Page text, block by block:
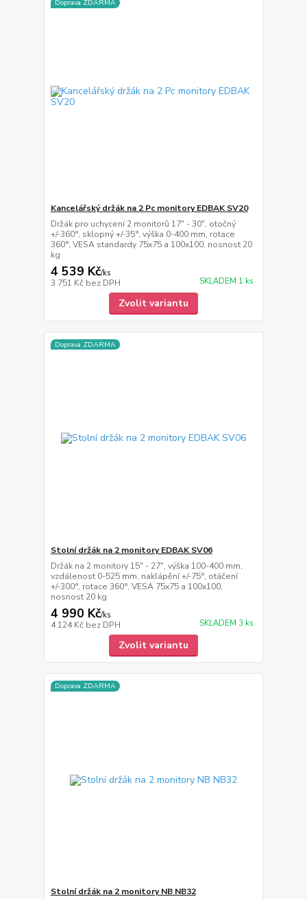
Doprava ZDARMA
Kancelářský držák na 2 Pc monitory EDBAK SV20
Držák pro uchycení 2 monitorů 17" - 30", otočný
+/-360°, sklopný +/-35°, výška 0-400 mm, rotace
360°, VESA standardy 75x75 a 100x100, nosnost 20
kg
4 539 Kč/ks
3 751 Kč bez DPH SKLADEM 1 ks
Zvolit variantu
Doprava ZDARMA
Stolní držák na 2 monitory EDBAK SV06
Držák na 2 monitory 15" - 27", výška 100-400 mm,
vzdálenost 0-525 mm, naklápění +/-75°, otáčení
+/-300°, rotace 360°, VESA 75x75 a 100x100,
nosnost 20 kg
4 990 Kč/ks
4 124 Kč bez DPH SKLADEM 3 ks
Zvolit variantu
Doprava ZDARMA
Stolní držák na 2 monitory NB NB32